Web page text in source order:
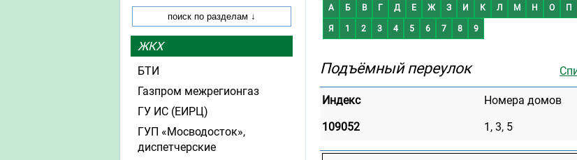
А Б В Г Д Е Ж З И К Л М Н О П
Я 1 2 3 4 5 6 7 8 9
Подъёмный переулок
Индекс
Номера домов
109052
1, 3, 5
ЖКХ
БТИ
Газпром межрегионгаз
ГУ ИС (ЕИРЦ)
ГУП «Мосводосток»,
диспетчерские